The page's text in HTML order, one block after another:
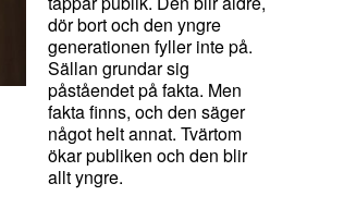
dör bort och den yngre
generationen fyller inte på.
Sällan grundar sig
påståendet på fakta. Men
fakta finns, och den säger
något helt annat. Tvärtom
ökar publiken och den blir
allt yngre.